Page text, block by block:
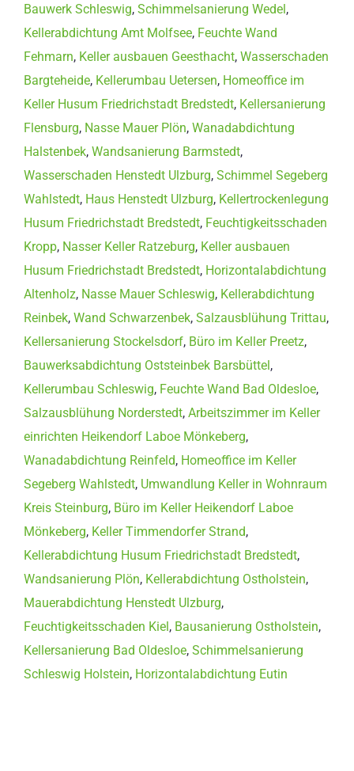
Bauwerk Schleswig, Schimmelsanierung Wedel,
Kellerabdichtung Amt Molfsee, Feuchte Wand
Fehmarn, Keller ausbauen Geesthacht, Wasserschaden
Bargteheide, Kellerumbau Uetersen, Homeoffice im
Keller Husum Friedrichstadt Bredstedt, Kellersanierung
Flensburg, Nasse Mauer Plön, Wanadabdichtung
Halstenbek, Wandsanierung Barmstedt,
Wasserschaden Henstedt Ulzburg, Schimmel Segeberg
Wahlstedt, Haus Henstedt Ulzburg, Kellertrockenlegung
Husum Friedrichstadt Bredstedt, Feuchtigkeitsschaden
Kropp, Nasser Keller Ratzeburg, Keller ausbauen
Husum Friedrichstadt Bredstedt, Horizontalabdichtung
Altenholz, Nasse Mauer Schleswig, Kellerabdichtung
Reinbek, Wand Schwarzenbek, Salzausblühung Trittau,
Kellersanierung Stockelsdorf, Büro im Keller Preetz,
Bauwerksabdichtung Oststeinbek Barsbüttel,
Kellerumbau Schleswig, Feuchte Wand Bad Oldesloe,
Salzausblühung Norderstedt, Arbeitszimmer im Keller
einrichten Heikendorf Laboe Mönkeberg,
Wanadabdichtung Reinfeld, Homeoffice im Keller
Segeberg Wahlstedt, Umwandlung Keller in Wohnraum
Kreis Steinburg, Büro im Keller Heikendorf Laboe
Mönkeberg, Keller Timmendorfer Strand,
Kellerabdichtung Husum Friedrichstadt Bredstedt,
Wandsanierung Plön, Kellerabdichtung Ostholstein,
Mauerabdichtung Henstedt Ulzburg,
Feuchtigkeitsschaden Kiel, Bausanierung Ostholstein,
Kellersanierung Bad Oldesloe, Schimmelsanierung
Schleswig Holstein, Horizontalabdichtung Eutin